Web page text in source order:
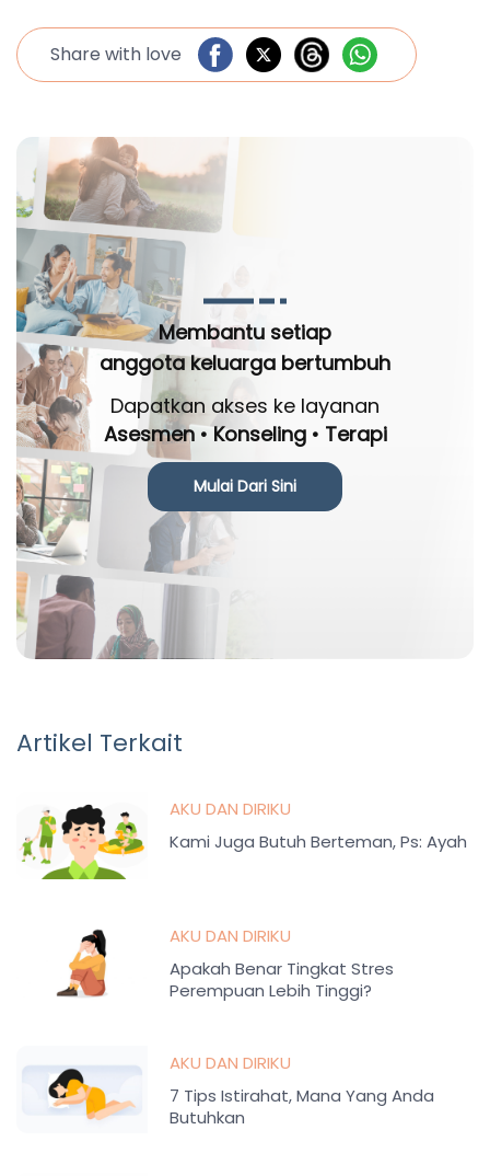
Share with love
Membantu setiap
anggota keluarga bertumbuh
Dapatkan akses ke layanan
Asesmen • Konseling • Terapi
Mulai Dari Sini
Artikel Terkait
AKU DAN DIRIKU
Kami Juga Butuh Berteman, Ps: Ayah
AKU DAN DIRIKU
Apakah Benar Tingkat Stres
Perempuan Lebih Tinggi?
AKU DAN DIRIKU
7 Tips Istirahat, Mana Yang Anda
Butuhkan